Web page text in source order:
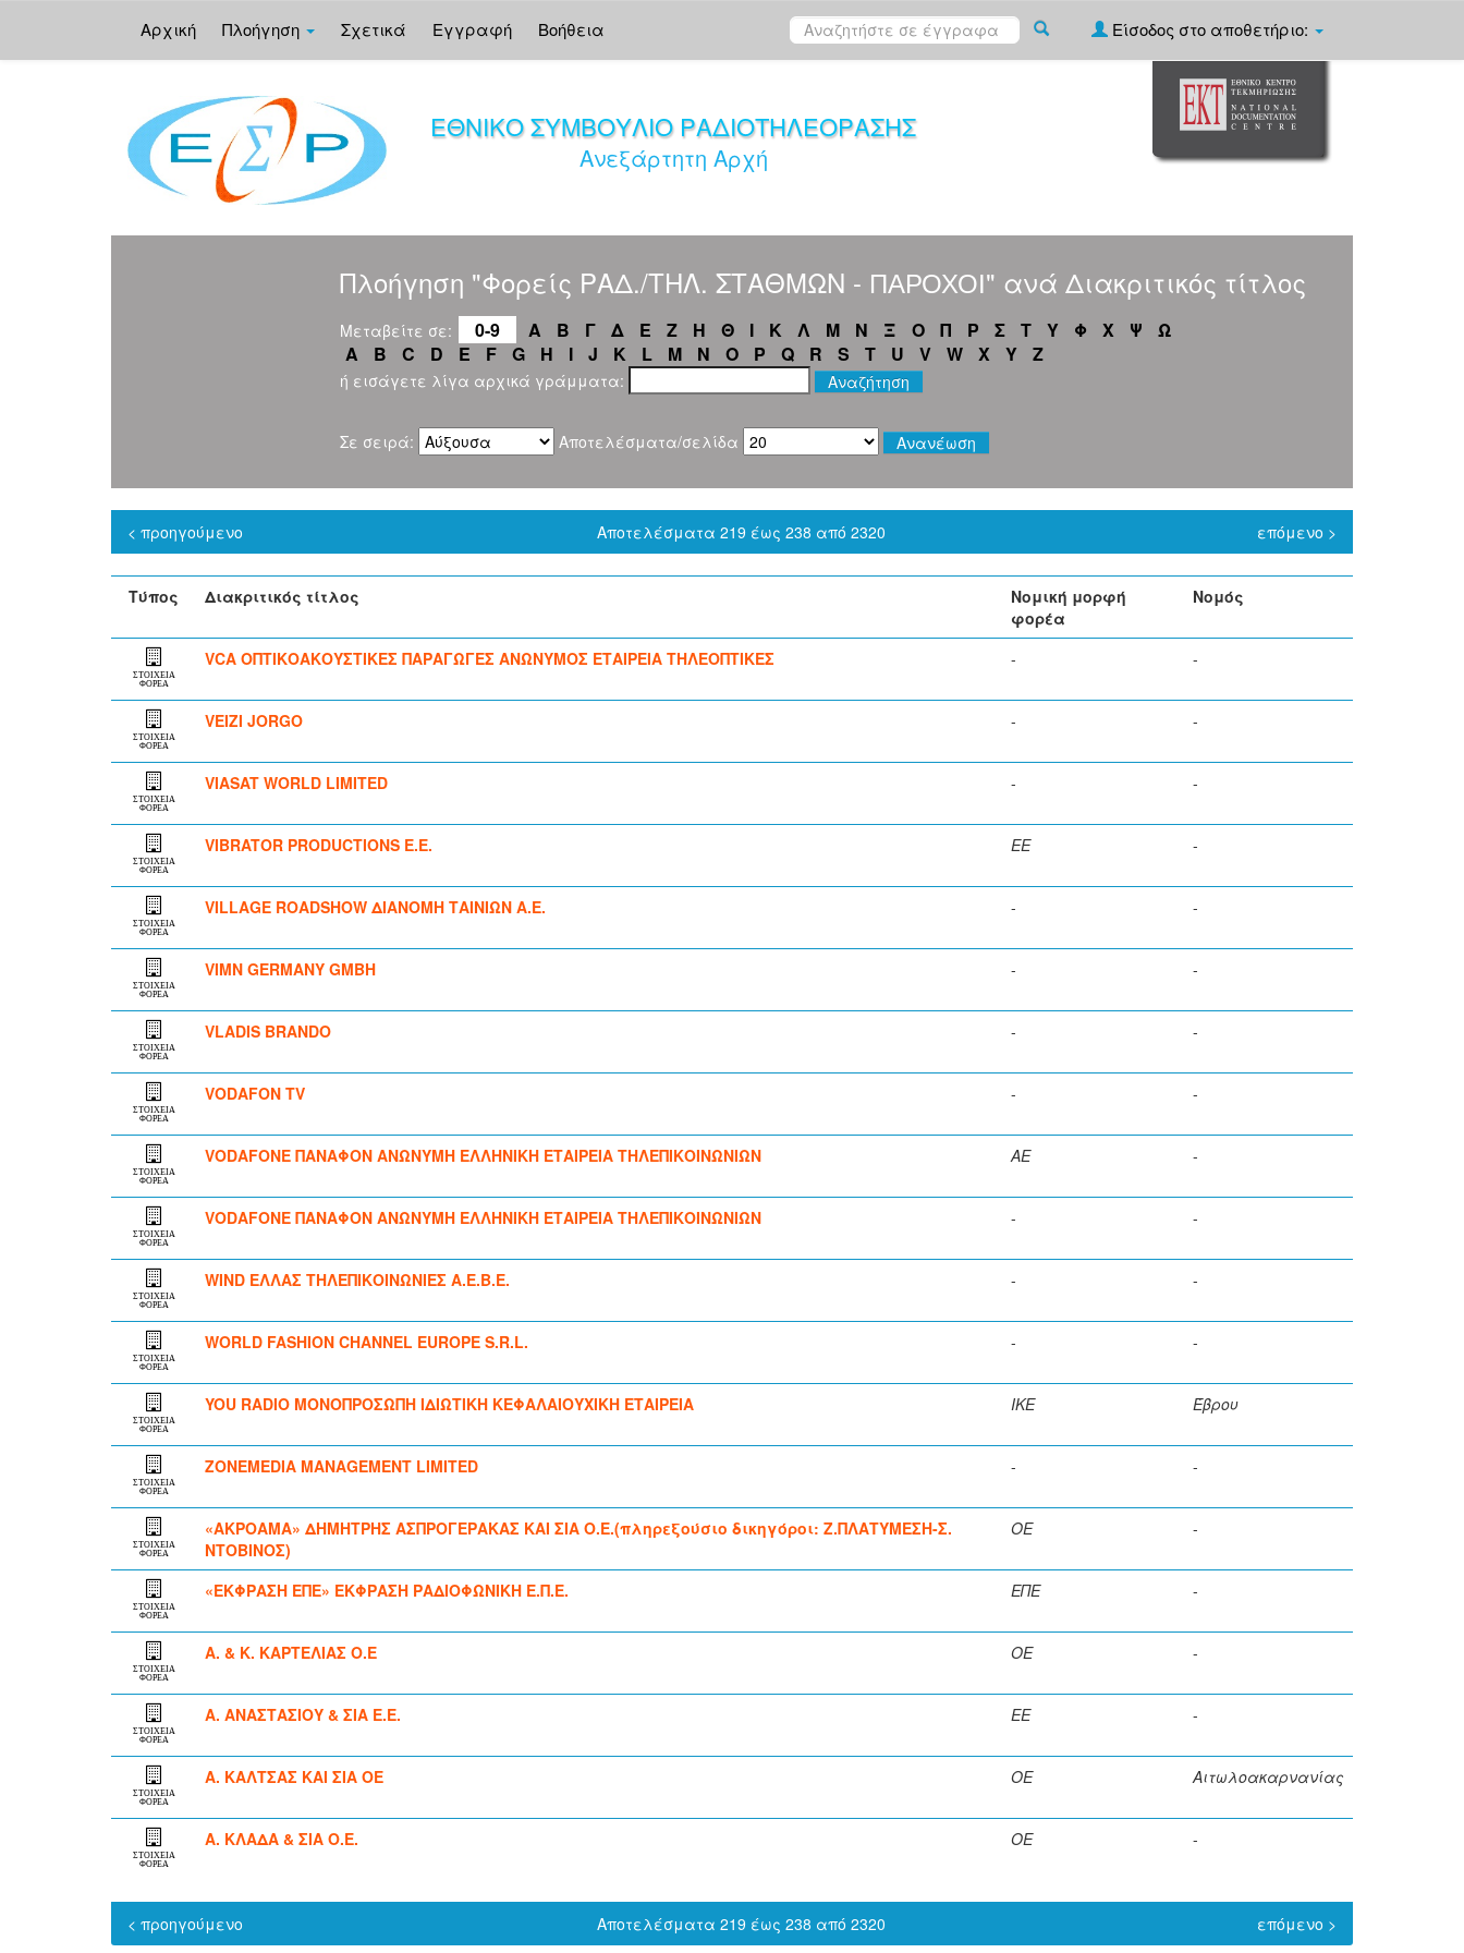
Αρχική Πλοήγηση Σχετικά Εγγραφή Βοήθεια Είσοδος στο αποθετήριο:
ΕΘΝΙΚΟ ΣΥΜΒΟΥΛΙΟ ΡΑΔΙΟΤΗΛΕΟΡΑΣΗΣ
Ανεξάρτητη Αρχή
Πλοήγηση "Φορείς ΡΑΔ./ΤΗΛ. ΣΤΑΘΜΩΝ - ПАРОХОІ" ανά Διακριτικός τίτλος
Μεταβείτε σε: 0-9 Α Β Γ Δ Ε Ζ Η Θ Ι Κ Λ Μ Ν Ξ Ο Π Ρ Σ Τ Υ Φ Χ Ψ
Ω
A
B C D E F G H I J K L M N O P Q R S T U V W X Y Z
ή εισάγετε λίγα αρχικά γράμματα:
Σε σειρά: Αποτελέσματα/σελίδα
Αποτελέσματα 219 έως 238 από 2320
< προηγούμενο επόμενο >
Τύπος Διακριτικός τίτλος
Νομική μορφή
φορέα
Νομός
ΣΤΟΙΧΕΙΑ
ΦΟΡΕΑ
VCA ΟΠΤΙΚΟΑΚΟΥΣΤΙΚΕΣ ΠΑΡΑΓΩΓΕΣ ΑΝΩΝΥΜΟΣ ΕΤΑΙΡΕΙΑ ΤΗΛΕΟΠΤΙΚΕΣ - -
ΣΤΟΙΧΕΙΑ
ΦΟΡΕΑ
VEIZI JORGO - -
ΣΤΟΙΧΕΙΑ
ΦΟΡΕΑ
VIASAT WORLD LIMITED - -
ΣΤΟΙΧΕΙΑ
ΦΟΡΕΑ
VIBRATOR PRODUCTIONS Ε.Ε. ΕΕ -
ΣΤΟΙΧΕΙΑ
ΦΟΡΕΑ
VILLAGE ROADSHOW ΔΙΑΝΟΜΗ ΤΑΙΝΙΩΝ Α.Ε. - -
ΣΤΟΙΧΕΙΑ
ΦΟΡΕΑ
VIMN GERMANY GMBH - -
ΣΤΟΙΧΕΙΑ
ΦΟΡΕΑ
VLADIS BRANDO - -
ΣΤΟΙΧΕΙΑ
ΦΟΡΕΑ
VODAFON TV - -
ΣΤΟΙΧΕΙΑ
ΦΟΡΕΑ
VODAFONE ΠΑΝΑΦΟΝ ΑΝΩΝΥΜΗ ΕΛΛΗΝΙΚΗ ΕΤΑΙΡΕΙΑ ΤΗΛΕΠΙΚΟΙΝΩΝΙΩΝ ΑΕ -
ΣΤΟΙΧΕΙΑ
ΦΟΡΕΑ
VODAFONE ΠΑΝΑΦΟΝ ΑΝΩΝΥΜΗ ΕΛΛΗΝΙΚΗ ΕΤΑΙΡΕΙΑ ΤΗΛΕΠΙΚΟΙΝΩΝΙΩΝ - -
ΣΤΟΙΧΕΙΑ
ΦΟΡΕΑ
WIND ΕΛΛΑΣ ΤΗΛΕΠΙΚΟΙΝΩΝΙΕΣ Α.Ε.Β.Ε. - -
ΣΤΟΙΧΕΙΑ
ΦΟΡΕΑ
WORLD FASHION CHANNEL EUROPE S.R.L. - -
ΣΤΟΙΧΕΙΑ
ΦΟΡΕΑ
YOU RADIO ΜΟΝΟΠΡΟΣΩΠΗ ΙΔΙΩΤΙΚΗ ΚΕΦΑΛΑΙΟΥΧΙΚΗ ΕΤΑΙΡΕΙΑ ΙΚΕ Έβρου
ΣΤΟΙΧΕΙΑ
ΦΟΡΕΑ
ZONEMEDIA MANAGEMENT LIMITED - -
ΣΤΟΙΧΕΙΑ
ΦΟΡΕΑ
«ΑΚΡΟΑΜΑ» ΔΗΜΗΤΡΗΣ ΑΣΠΡΟΓΕΡΑΚΑΣ ΚΑΙ ΣΙΑ Ο.Ε.(πληρεξούσιο δικηγόροι: Ζ.ΠΛΑΤΥΜΕΣΗ-Σ.
ΝΤΟΒΙΝΟΣ)
ΟΕ -
ΣΤΟΙΧΕΙΑ
ΦΟΡΕΑ
«ΕΚΦΡΑΣΗ ΕΠΕ» ΕΚΦΡΑΣΗ ΡΑΔΙΟΦΩΝΙΚΗ Ε.Π.Ε. ΕΠΕ -
ΣΤΟΙΧΕΙΑ
ΦΟΡΕΑ
Α. & Κ. ΚΑΡΤΕΛΙΑΣ Ο.Ε ΟΕ -
ΣΤΟΙΧΕΙΑ
ΦΟΡΕΑ
Α. ΑΝΑΣΤΑΣΙΟΥ & ΣΙΑ Ε.Ε. ΕΕ -
ΣΤΟΙΧΕΙΑ
ΦΟΡΕΑ
Α. ΚΑΛΤΣΑΣ ΚΑΙ ΣΙΑ ΟΕ ΟΕ Αιτωλοακαρνανίας
ΣΤΟΙΧΕΙΑ
ΦΟΡΕΑ
Α. ΚΛΑΔΑ & ΣΙΑ Ο.Ε. ΟΕ -
Αποτελέσματα 219 έως 238 από 2320
< προηγούμενο επόμενο >